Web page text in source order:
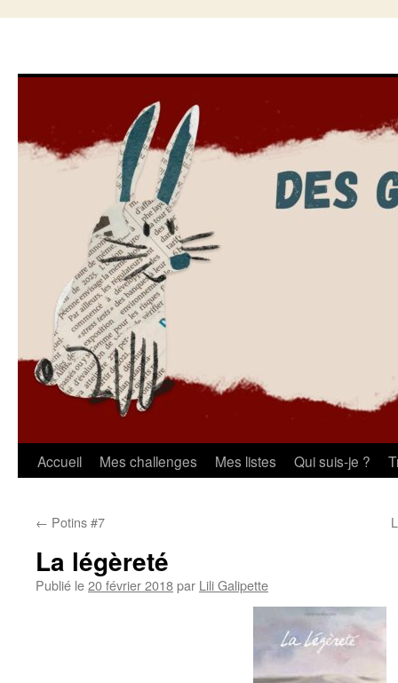
Aller
contenu
Accueil Mes challenges Mes listes Qui suis-je ?
← Potins #7
La légèreté
Publié le20 février 2018par Lili Galipette